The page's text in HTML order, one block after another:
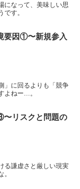
になって、美味しい思
す。
要因①〜新規参入
」に回るよりも「競争
よねー…。
リスクと問題の
る謙虚さと厳しい現実